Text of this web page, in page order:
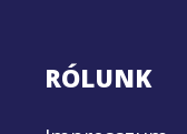
RÓLUNK